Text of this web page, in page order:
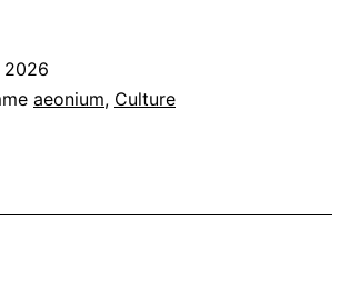
2026
aeonium, Culture